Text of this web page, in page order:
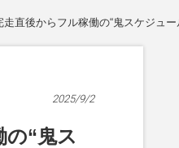
直後からフル稼働の“鬼スケジュ
2025/9/2
“鬼ス